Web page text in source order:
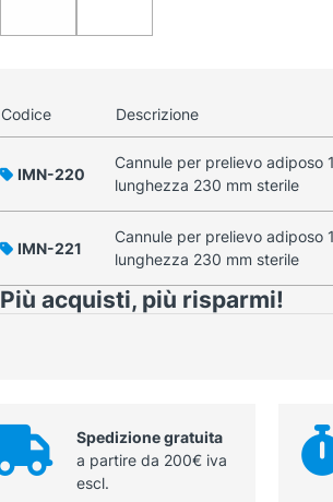
Codice Descrizione
IMN-220
Cannule per prelievo adiposo
lunghezza 230 mm sterile
IMN-221
Cannule per prelievo
lunghezza 230 mm sterile
Più acquisti, più risparmi!
Spedizione gratuita
a partire da 200€ iva
escl.